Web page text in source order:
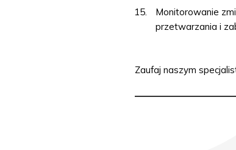
Monitorowanie
przetwarzania i
Zaufaj naszym